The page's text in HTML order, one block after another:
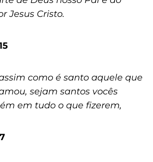
Jesus Cristo.
como é santo aquele que
sejam santos vocês
em tudo o que fizerem,